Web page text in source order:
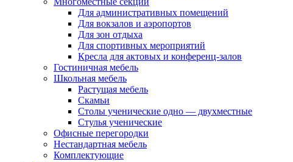
Для административных помещений
Для вокзалов и аэропортов
Для зон отдыха
Для спортивных мероприятий
Кресла для актовых и конференц-залов
Гостиничная мебель
Школьная мебель
Растущая мебель
Скамьи
Столы ученические одно — двухместные
Стулья ученические
Офисные перегородки
Нестандартная мебель
Комплектующие